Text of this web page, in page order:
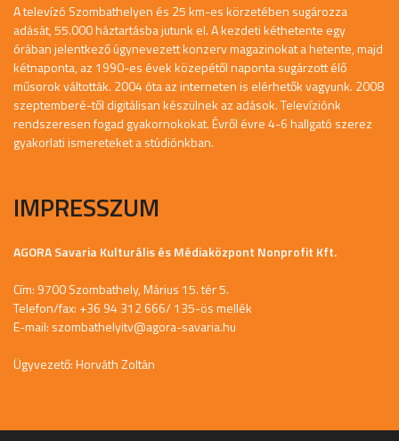
A televízó Szombathelyen és 25 km-es körzetében sugározza
adását, 55.000 háztartásba jutunk el. A kezdeti kéthetente egy
órában jelentkező úgynevezett konzerv magazinokat a hetente, majd
kétnaponta, az 1990-es évek közepétől naponta sugárzott élő
műsorok váltották. 2004 óta az interneten is elérhetők vagyunk. 2008
szeptemberé-től digitálisan készülnek az adások. Televíziónk
rendszeresen fogad gyakornokokat. Évről évre 4-6 hallgató szerez
gyakorlati ismereteket a stúdiónkban.
IMPRESSZUM
AGORA Savaria Kulturális és Médiaközpont Nonprofit Kft.
Cím: 9700 Szombathely, Márius 15. tér 5.
Telefon/fax: +36 94 312 666/ 135-ös mellék
E-mail: szombathelyitv@agora-savaria.hu
Ügyvezető: Horváth Zoltán